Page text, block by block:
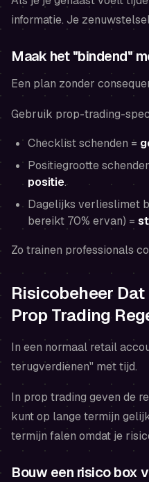
informatie. Je
Maak het "bindend"
Een plan zonder
Gebruik prop-trading-
Checklist schenden =
Positiegrootte
positie.
Dagelijks verlieslimet
bereikt 70% ervan) =
Zo trainen professionals
Risicobeheer
Prop Trading
In een normaal retail
terugverdienen" met tijd.
In prop trading geven de
kunt op lange termijn
termijn falen omdat je
Bouw een risico box